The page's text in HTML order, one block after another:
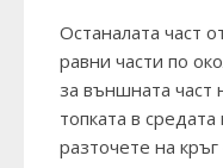
Останалата част
равни части по
за външната част
топката в
разточете на